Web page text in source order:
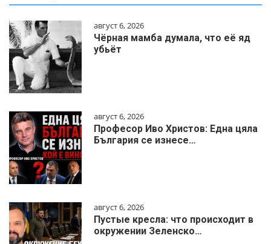
август 6, 2026
Чёрная мамба думала, что её яд
убьёт
август 6, 2026
Професор Иво Христов: Една цяла
България се изнесе…
август 6, 2026
Пустые кресла: что происходит в
окружении Зеленско…